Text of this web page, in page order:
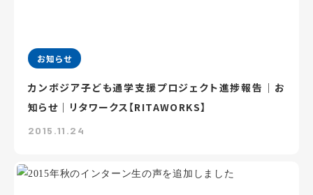
お知らせ
カンボジア子ども通学支援プロジェクト進捗報告｜お
知らせ｜リタワークス【RITAWORKS】
2015.11.24